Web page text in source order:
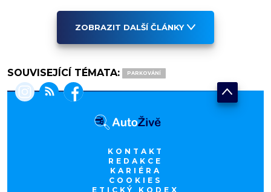
ZOBRAZIT DALŠÍ ČLÁNKY
SOUVISEJÍCÍ TÉMATA: PARKOVÁNÍ
KONTAKT
REDAKCE
KARIÉRA
COOKIES
ETICKÝ KODEX